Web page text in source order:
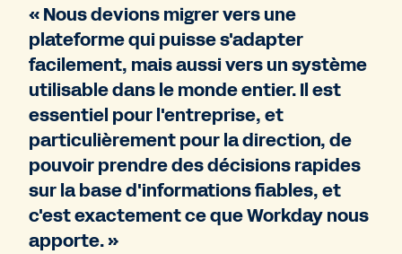
« Nous devions migrer vers une
plateforme qui puisse s'adapter
facilement, mais aussi vers un système
utilisable dans le monde entier. Il est
essentiel pour l'entreprise, et
particulièrement pour la direction, de
pouvoir prendre des décisions rapides
sur la base d'informations fiables, et
c'est exactement ce que Workday nous
apporte. »